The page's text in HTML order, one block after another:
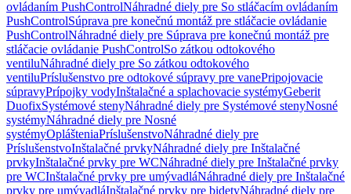
ovládaním PushControlNáhradné diely pre So stláčacím ovládaním
PushControlSúprava pre konečnú montáž pre stláčacie ovládanie
PushControlNáhradné diely pre Súprava pre konečnú montáž pre
stláčacie ovládanie PushControlSo zátkou odtokového
ventiluNáhradné diely pre So zátkou odtokového
ventiluPríslušenstvo pre odtokové súpravy pre vanePripojovacie
súpravyPrípojky vodyInštalačné a splachovacie systémyGeberit
DuofixSystémové stenyNáhradné diely pre Systémové stenyNosné
systémyNáhradné diely pre Nosné
systémyOplášteniaPríslušenstvoNáhradné diely pre
PríslušenstvoInštalačné prvkyNáhradné diely pre Inštalačné
prvkyInštalačné prvky pre WCNáhradné diely pre Inštalačné prvky
pre WCInštalačné prvky pre umývadláNáhradné diely pre Inštalačné
prvky pre umývadláInštalačné prvky pre bidetyNáhradné diely pre